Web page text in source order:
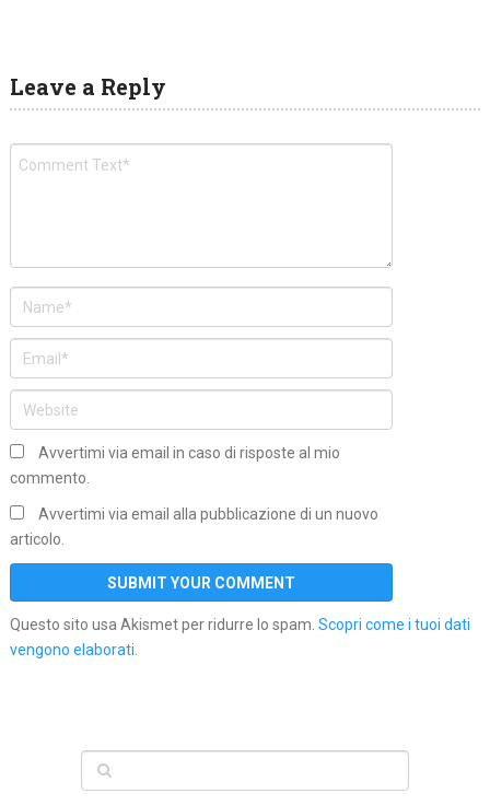
Leave a Reply
Avvertimi via email in caso di risposte al mio
commento.
Avvertimi via email alla pubblicazione di un nuovo
articolo.
Questo sito usa Akismet per ridurre lo spam. Scopri come i tuoi dati
vengono elaborati.